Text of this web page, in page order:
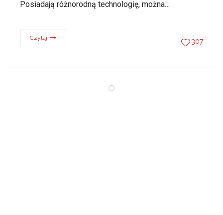
Posiadają różnorodną technologię, można…
Czytaj 307